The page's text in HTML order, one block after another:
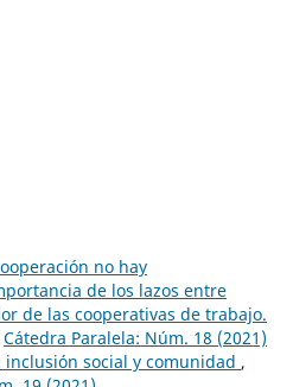
no hay
de los lazos entre
de las cooperativas de trabajo.
Cátedra Paralela: Núm. 18 (2021)
inclusión social y comunidad ,